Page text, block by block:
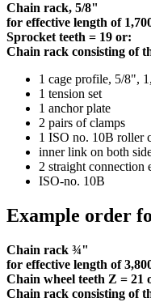
Chain rack, 5/8"
for effective length of
Sprocket teeth = 19 or:
Chain rack consisting of
1 cage profile, 5/8",
1 tension set
1 anchor plate
2 pairs of clamps
1 ISO no. 10B roller
inner link on both
2 straight connection
ISO-no. 10B
Example order
Chain rack ¾"
for effective length of
Chain wheel teeth Z = 21
Chain rack consisting of